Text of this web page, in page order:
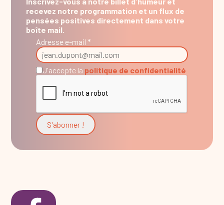
recevez notre programmation et un flux de
pensées positives directement dans votre
boîte mail.
Adresse e-mail *
J'accepte la politique de confidentialité